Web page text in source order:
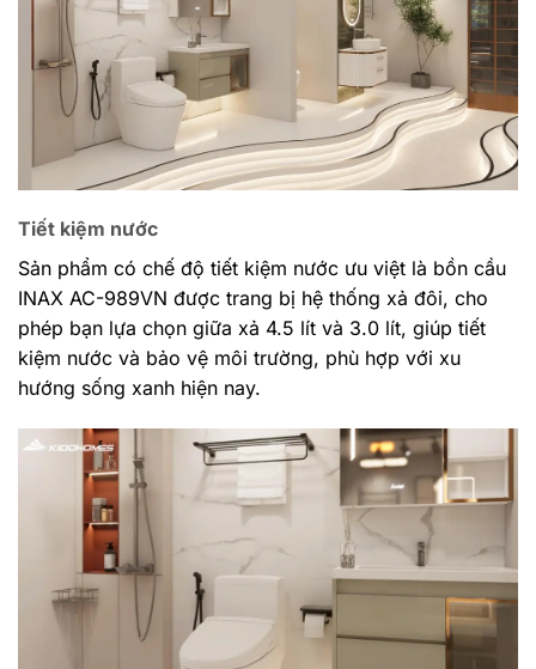
Tiết kiệm nước
Sản phẩm có chế độ tiết kiệm nước ưu việt là bồn cầu
INAX AC-989VN được trang bị hệ thống xả đôi, cho
phép bạn lựa chọn giữa xả 4.5 lít và 3.0 lít, giúp tiết
kiệm nước và bảo vệ môi trường, phù hợp với xu
hướng sống xanh hiện nay.